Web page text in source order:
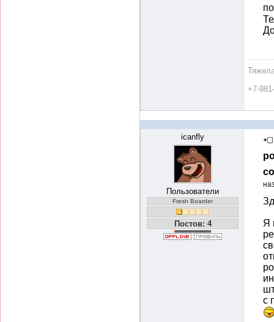
+7-
icanfly
Пользователи
Fresh Boarder
Постов: 4
Я
с